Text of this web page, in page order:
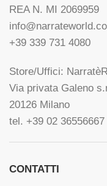
REA N. MI 2069959
+39 339 731 4080
Store/Uffici:
Via privata Galeno
20126 Milano
tel. +39 02 36556667
CONTATTI